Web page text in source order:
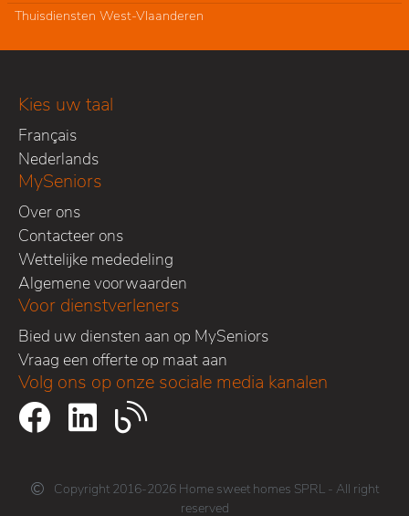
Thuisdiensten West-Vlaanderen
Kies uw taal
Français
Nederlands
MySeniors
Over ons
Contacteer ons
Wettelijke mededeling
Algemene voorwaarden
Voor dienstverleners
Bied uw diensten aan op MySeniors
Vraag een offerte op maat aan
Volg ons op onze sociale media kanalen
Copyright 2016-2026 Home sweet homes SPRL - All right
reserved